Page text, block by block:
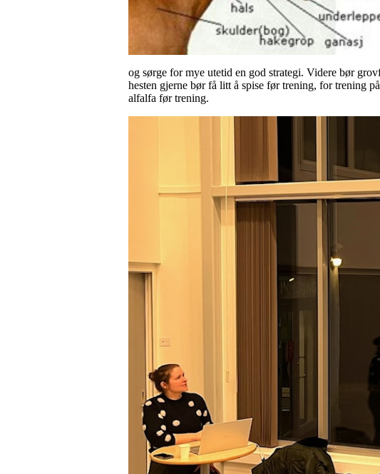
og sørge for mye utetid en god strategi. Videre bør
hesten gjerne bør få litt å spise før trening, for trening
alfalfa før trening.